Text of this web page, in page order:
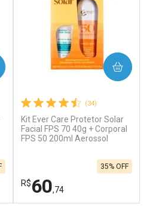
(34)
Kit Ever Care Protetor Solar
Facial FPS 70 40g + Corporal
FPS 50 200ml Aerossol
R$60,74
35% OFF
COMPRAR